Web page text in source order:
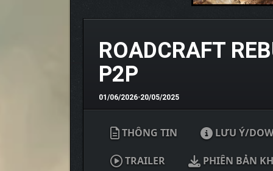
ROADCRAFT
P2P
01/06/2026•20/05/2025
THÔNG TIN LƯU Ý/
TRAILER PHIÊN BẢN